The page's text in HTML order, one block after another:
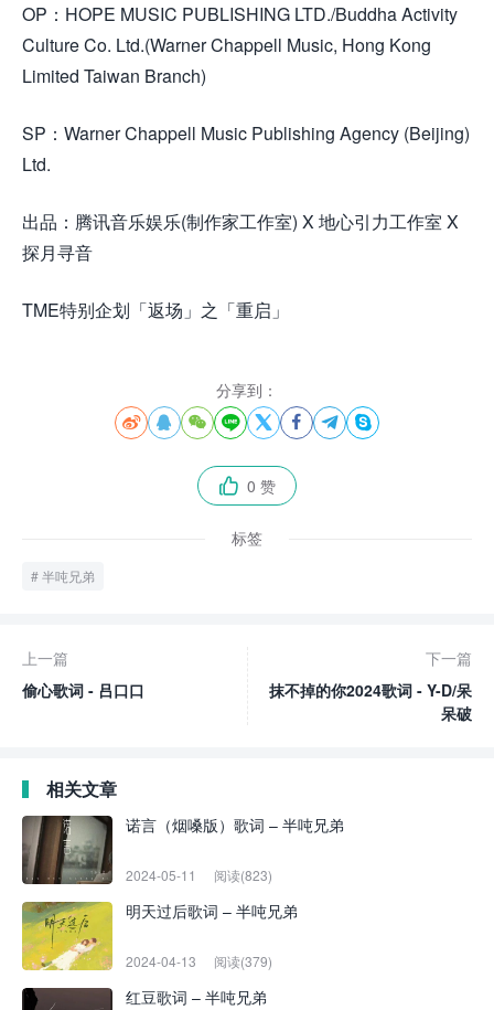
OP：HOPE MUSIC PUBLISHING LTD./Buddha Activity
Culture Co. Ltd.(Warner Chappell Music, Hong Kong
Limited Taiwan Branch)
SP：Warner Chappell Music Publishing Agency (Beijing)
Ltd.
出品：腾讯音乐娱乐(制作家工作室) X 地心引力工作室 X
探月寻音
TME特别企划「返场」之「重启」
分享到：
       
 0 赞
标签
半吨兄弟
上一篇
偷心歌词 - 吕口口
下一篇
抹不掉的你2024歌词 - Y-D/呆
呆破
相关文章
诺言（烟嗓版）歌词 – 半吨兄弟
2024-05-11 阅读(823)
明天过后歌词 – 半吨兄弟
2024-04-13 阅读(379)
红豆歌词 – 半吨兄弟